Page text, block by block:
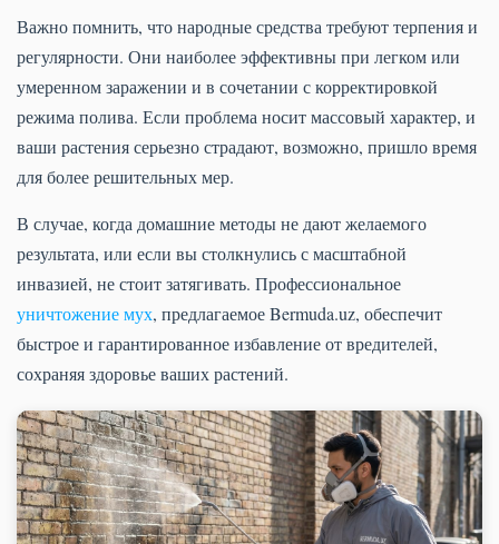
Важно помнить, что народные средства требуют терпения и
регулярности. Они наиболее эффективны при легком или
умеренном заражении и в сочетании с корректировкой
режима полива. Если проблема носит массовый характер, и
ваши растения серьезно страдают, возможно, пришло время
для более решительных мер.
В случае, когда домашние методы не дают желаемого
результата, или если вы столкнулись с масштабной
инвазией, не стоит затягивать. Профессиональное
уничтожение мух, предлагаемое Bermuda.uz, обеспечит
быстрое и гарантированное избавление от вредителей,
сохраняя здоровье ваших растений.